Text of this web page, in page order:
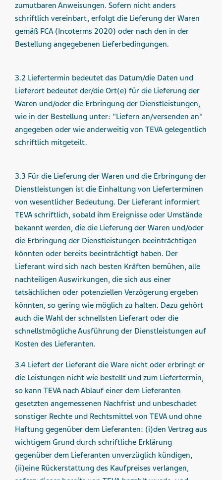
zumutbaren Anweisungen. Sofern nicht anders
schriftlich vereinbart, erfolgt die Lieferung der Waren
gemäß FCA (Incoterms 2020) oder nach den in der
Bestellung angegebenen Lieferbedingungen.
3.2 Liefertermin bedeutet das Datum/die Daten und
Lieferort bedeutet der/die Ort(e) für die Lieferung der
Waren und/oder die Erbringung der Dienstleistungen,
wie in der Bestellung unter: "Liefern an/versenden an"
angegeben oder wie anderweitig von TEVA gelegentlich
schriftlich mitgeteilt.
3.3 Für die Lieferung der Waren und die Erbringung der
Dienstleistungen ist die Einhaltung von Lieferterminen
von wesentlicher Bedeutung. Der Lieferant informiert
TEVA schriftlich, sobald ihm Ereignisse oder Umstände
bekannt werden, die die Lieferung der Waren und/oder
die Erbringung der Dienstleistungen beeinträchtigen
könnten oder bereits beeinträchtigt haben. Der
Lieferant wird sich nach besten Kräften bemühen, alle
nachteiligen Auswirkungen, die sich aus einer
tatsächlichen oder potenziellen Verzögerung ergeben
könnten, so gering wie möglich zu halten. Dazu gehört
auch die Wahl der schnellsten Lieferart oder die
schnellstmögliche Ausführung der Dienstleistungen auf
Kosten des Lieferanten.
3.4 Liefert der Lieferant die Ware nicht oder erbringt er
die Leistungen nicht wie bestellt und zum Liefertermin,
so kann TEVA nach Ablauf einer dem Lieferanten
gesetzten angemessenen Nachfrist und unbeschadet
sonstiger Rechte und Rechtsmittel von TEVA und ohne
Haftung gegenüber dem Lieferanten: (i)den Vertrag aus
wichtigem Grund durch schriftliche Erklärung
gegenüber dem Lieferanten unverzüglich kündigen,
(ii)eine Rückerstattung des Kaufpreises verlangen,